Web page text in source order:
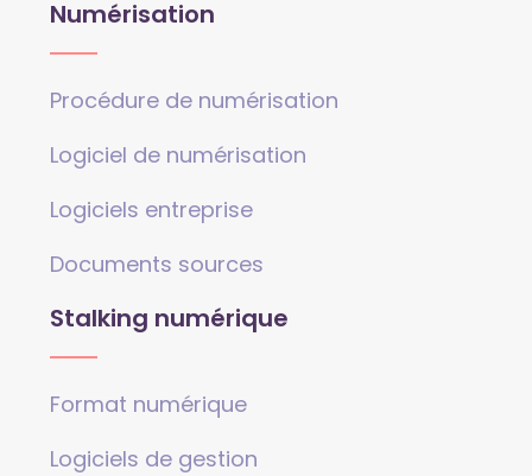
Numérisation
Procédure de numérisation
Logiciel de numérisation
Logiciels entreprise
Documents sources
Stalking numérique
Format numérique
Logiciels de gestion